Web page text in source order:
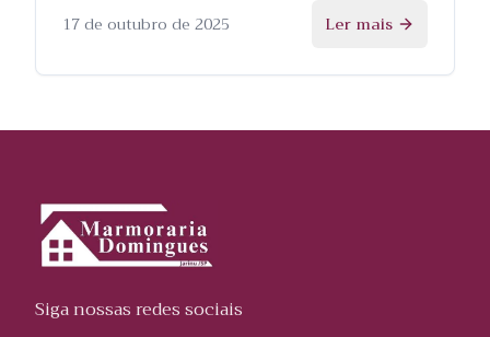
processo.
17 de outubro de 2025 Ler mais
Siga nossas redes sociais